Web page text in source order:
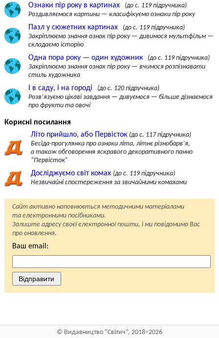
Ознаки пір року в картинах
(до с. 119 підручника)
Роздивляємося картини — класифікуємо ознаки пір року
Пазл у сюжетних картинах
(до с. 119 підручника)
Закріплюємо знання ознак пір року — дивимося мультфільм —
складаємо історію
Одна пора року — один художник
(до с. 119 підручника)
Закріплюємо знання ознак пір року — вчимося розпізнавати
стиль художника
І в саду, і на городі
(до с. 120 підручника)
Розв’язуємо цікаві завдання — дивуємося — більше дізнаємося
про фрукти та овочі
Корисні посилання
Літо прийшло, або Первісток (до с. 117 підручника)
Бесіда-прогулянка про ознаки літа, літнє різнобарв’я,
а також обговорення яскравого декоративного панно
“Первісток”
Досліджуємо світ комах (до с. 119 підручника)
Незвичайні спостереження за звичайними комахами
Сайт активно наповнюється методичними матеріалами
та електронними посібниками.
Залиште адресу своєї електронної пошти, і ми повідомимо Вас
про оновлення.
Ваш email:
Відправити
© Видавництво “Світич”, 2018–2026